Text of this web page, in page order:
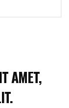
AMET,